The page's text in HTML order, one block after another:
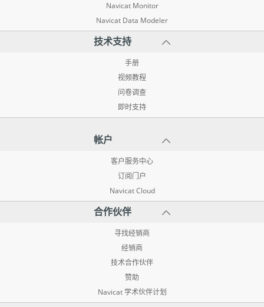
Navicat Monitor
Navicat Data Modeler
技术支持
手册
视频教程
问卷调查
即时支持
帐户
客户服务中心
订阅门户
Navicat Cloud
合作伙伴
寻找经销商
经销商
技术合作伙伴
赞助
Navicat 学术伙伴计划